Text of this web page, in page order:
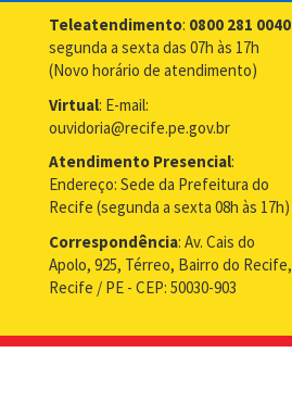
Teleatendimento: 0800 281 0040
segunda a sexta das 07h às 17h
(Novo horário de atendimento)
Virtual: E-mail:
ouvidoria@recife.pe.gov.br
Atendimento Presencial:
Endereço: Sede da Prefeitura do
Recife (segunda a sexta 08h às 17h)
Correspondência: Av. Cais do
Apolo, 925, Térreo, Bairro do Recife,
Recife / PE - CEP: 50030-903